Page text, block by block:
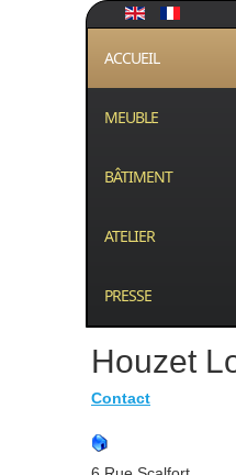
ACCUEIL
MEUBLE
BÂTIMENT
ATELIER
PRESSE
Houzet
Contact